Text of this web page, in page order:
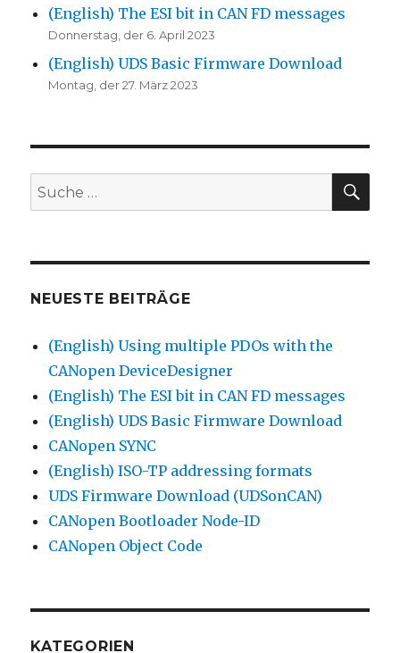
(English) The ESI bit in CAN FD messages
Donnerstag, der 6. April 2023
(English) UDS Basic Firmware Download
Montag, der 27. März 2023
Suche
nach:
NEUESTE BEITRÄGE
(English) Using multiple PDOs with the
CANopen DeviceDesigner
(English) The ESI bit in CAN FD messages
(English) UDS Basic Firmware Download
CANopen SYNC
(English) ISO-TP addressing formats
UDS Firmware Download (UDSonCAN)
CANopen Bootloader Node-ID
CANopen Object Code
KATEGORIEN